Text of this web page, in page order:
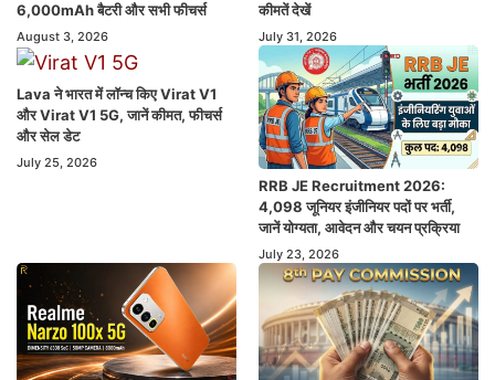
6,000mAh बैटरी और सभी फीचर्स
August 3, 2026
कीमतें देखें
July 31, 2026
Lava ने भारत में लॉन्च किए Virat V1
और Virat V1 5G, जानें कीमत, फीचर्स
और सेल डेट
July 25, 2026
RRB JE Recruitment 2026:
4,098 जूनियर इंजीनियर पदों पर भर्ती,
जानें योग्यता, आवेदन और चयन प्रक्रिया
July 23, 2026